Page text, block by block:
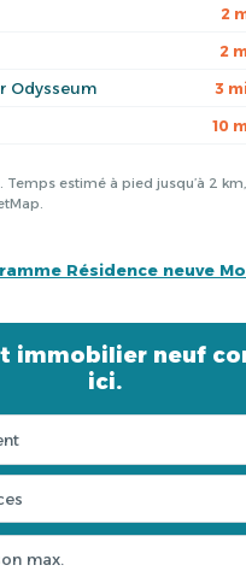
2
2
Odysseum 3
10
Temps estimé à pied jusqu’à 2
Résidence neuve
immobilier neuf
ici.